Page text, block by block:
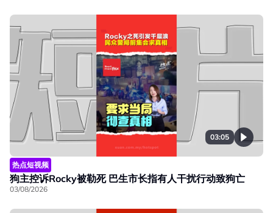
03:05
热点短视频
狗主控诉Rocky被勒死 巴生市长指有人干扰行动致狗亡
03/08/2026